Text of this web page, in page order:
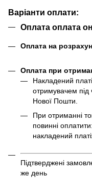
Варіанти оплати:
Оплата оплата
Оплата на
Оплата при
Накладений
отримувачем під
Нової Пошти.
При отриманні
повинні
накладений
Підтверджені
же день